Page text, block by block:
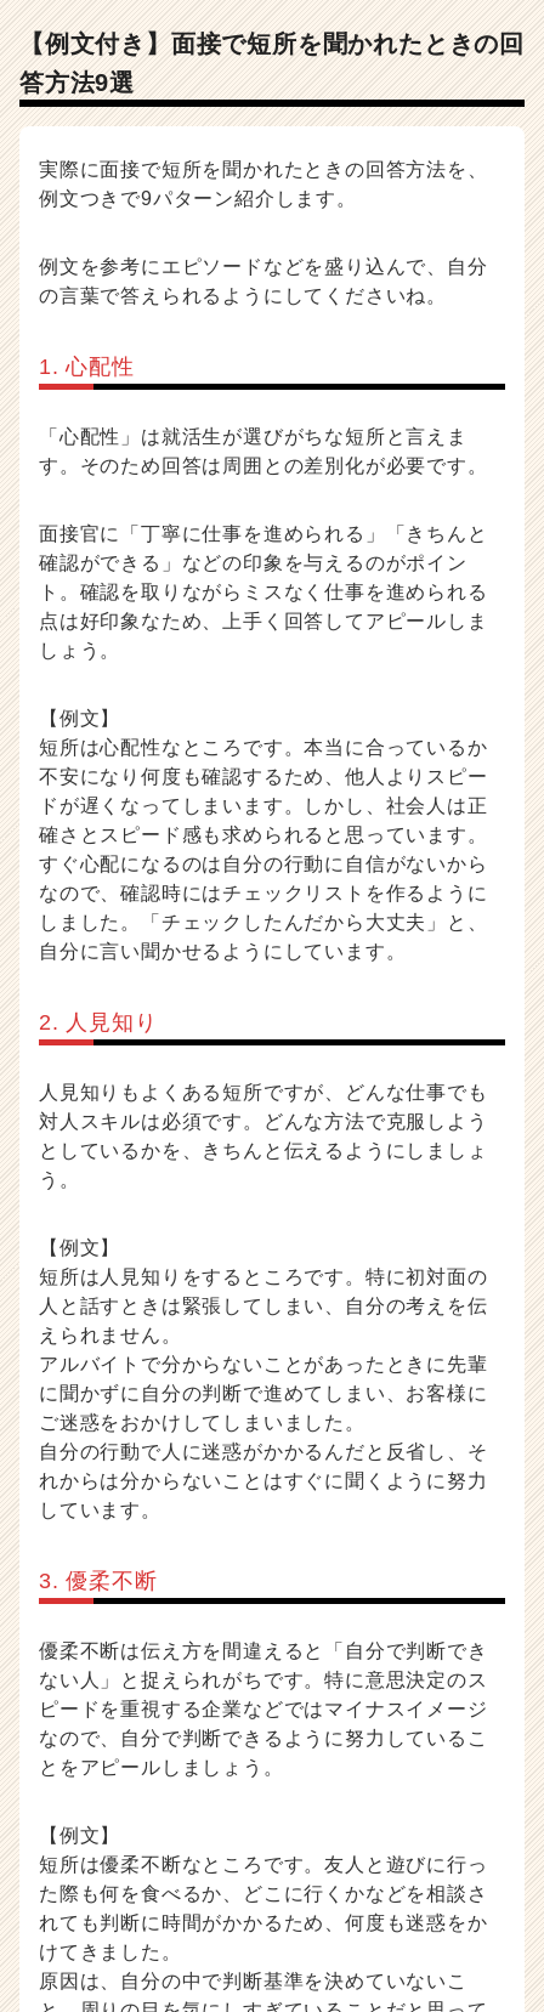
【例文付き】面接で短所を聞かれたときの回
答方法9選
実際に面接で短所を聞かれたときの回答方法を、
例文つきで9パターン紹介します。
例文を参考にエピソードなどを盛り込んで、自分
の言葉で答えられるようにしてくださいね。
1. 心配性
「心配性」は就活生が選びがちな短所と言えま
す。そのため回答は周囲との差別化が必要です。
面接官に「丁寧に仕事を進められる」「きちんと
確認ができる」などの印象を与えるのがポイン
ト。確認を取りながらミスなく仕事を進められる
点は好印象なため、上手く回答してアピールしま
しょう。
【例文】
短所は心配性なところです。本当に合っているか
不安になり何度も確認するため、他人よりスピー
ドが遅くなってしまいます。しかし、社会人は正
確さとスピード感も求められると思っています。
すぐ心配になるのは自分の行動に自信がないから
なので、確認時にはチェックリストを作るように
しました。「チェックしたんだから大丈夫」と、
自分に言い聞かせるようにしています。
2. 人見知り
人見知りもよくある短所ですが、どんな仕事でも
対人スキルは必須です。どんな方法で克服しよう
としているかを、きちんと伝えるようにしましょ
う。
【例文】
短所は人見知りをするところです。特に初対面の
人と話すときは緊張してしまい、自分の考えを伝
えられません。
アルバイトで分からないことがあったときに先輩
に聞かずに自分の判断で進めてしまい、お客様に
ご迷惑をおかけしてしまいました。
自分の行動で人に迷惑がかかるんだと反省し、そ
れからは分からないことはすぐに聞くように努力
しています。
3. 優柔不断
優柔不断は伝え方を間違えると「自分で判断でき
ない人」と捉えられがちです。特に意思決定のス
ピードを重視する企業などではマイナスイメージ
なので、自分で判断できるように努力しているこ
とをアピールしましょう。
【例文】
短所は優柔不断なところです。友人と遊びに行っ
た際も何を食べるか、どこに行くかなどを相談さ
れても判断に時間がかかるため、何度も迷惑をか
けてきました。
原因は、自分の中で判断基準を決めていないこ